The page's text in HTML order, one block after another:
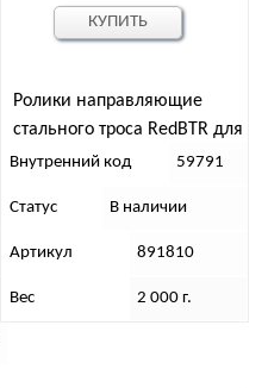
Ролики направляющие
стального троса RedBTR для
лебедок 8000-17000 Ibs
Внутренний код 59791
Статус В наличии
Артикул 891810
Вес 2 000 г.
КУПИТЬ